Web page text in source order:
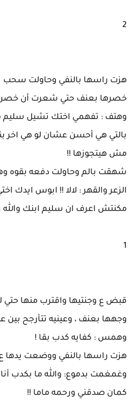
2
هزت راسها بالنفي وحاولت سحب
خصرها بعنف حتي شعرت أن
وهتف : تفهمي اختك تشيل سليم
بالتي هي أحسن عشان لو هي اخر
مش هيتجوزها !!
شهقت بالم وحاولت دفعه بقوه
الزعر والقهر : لالا !! ابوس ايدك
مكنتش اعرف ان سليم ابنك والله
1
قبض ع وجنتيها واقترب منها حتي
وجهها بعنف ، وعينيه تتأرجح بين
وهمس : كفايه كدب بقا !
هزت راسها بالنفي ووضعت يدها
وغمغمت بدموع: والله ما بكدب
كمان صدقني ورحمه ماما !!